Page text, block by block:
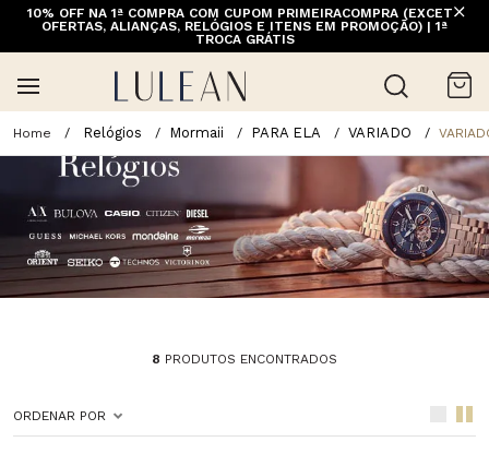
10% OFF NA 1ª COMPRA COM CUPOM PRIMEIRACOMPRA (EXCETO
OFERTAS, ALIANÇAS, RELÓGIOS E ITENS EM PROMOÇÃO) | 1ª
TROCA GRÁTIS
Relógios Mormaii PARA ELA VARIADO
8 PRODUTOS ENCONTRADOS
ORDENAR POR